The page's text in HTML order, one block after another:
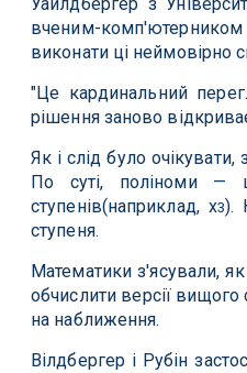
Уайлдбергер з
вченим-комп'ютерником
виконати ці неймовірно
"Це кардинальний
рішення заново
Як і слід було очікувати,
По суті, поліноми —
ступенів(наприклад, x3).
ступеня.
Математики з'ясували,
обчислити версії
на наближення.
Вілдбергер і Рубін